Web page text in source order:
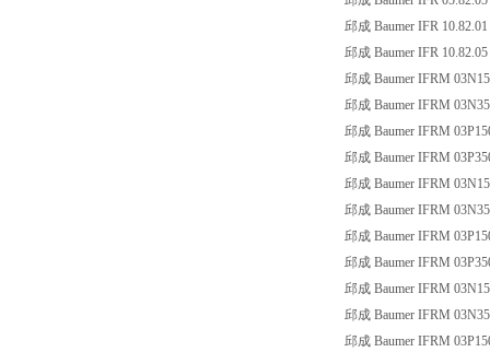
邱成 Baumer IFR 10.82.01
邱成 Baumer IFR 10.82.05
邱成 Baumer IFRM
邱成 Baumer IFRM
邱成 Baumer IFRM
邱成 Baumer IFRM
邱成 Baumer IFRM
邱成 Baumer IFRM
邱成 Baumer IFRM
邱成 Baumer IFRM
邱成 Baumer IFRM
邱成 Baumer IFRM
邱成 Baumer IFRM